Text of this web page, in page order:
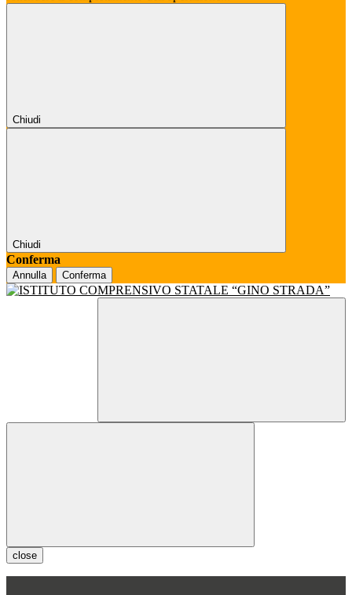
Chiudi
Chiudi
Conferma
Annulla Conferma
close